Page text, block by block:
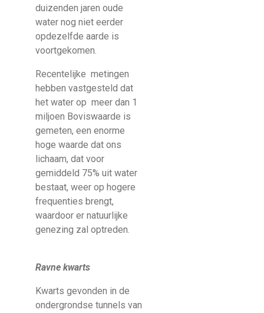
duizenden jaren oude
water nog niet eerder
opdezelfde aarde is
voortgekomen.
Recentelijke metingen
hebben vastgesteld dat
het water op meer dan 1
miljoen Boviswaarde is
gemeten, een enorme
hoge waarde dat ons
lichaam, dat voor
gemiddeld 75% uit water
bestaat, weer op hogere
frequenties brengt,
waardoor er natuurlijke
genezing zal optreden.
Ravne kwarts
Kwarts gevonden in de
ondergrondse tunnels van